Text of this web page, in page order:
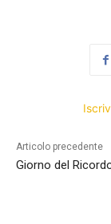
Articolo precedente
Giorno del